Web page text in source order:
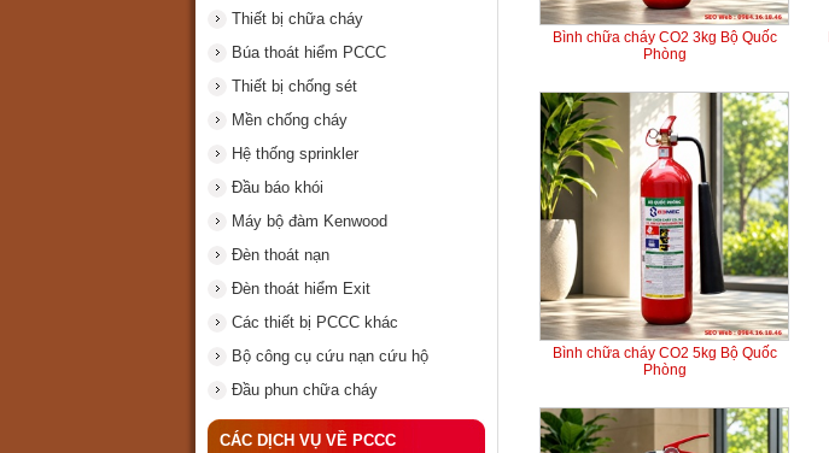
Thiết bị chữa cháy
Búa thoát hiểm PCCC
Thiết bị chống sét
Mền chống cháy
Hệ thống sprinkler
Đầu báo khói
Máy bộ đàm Kenwood
Đèn thoát nạn
Đèn thoát hiểm Exit
Các thiết bị PCCC khác
Bộ công cụ cứu nạn cứu hộ
Đầu phun chữa cháy
CÁC DỊCH VỤ VỀ PCCC
Bình chữa cháy CO2 3kg Bộ Quốc
Phòng
Bình chữa cháy CO2 5kg Bộ Quốc
Phòng